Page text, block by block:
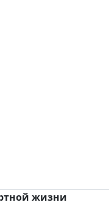
жизни